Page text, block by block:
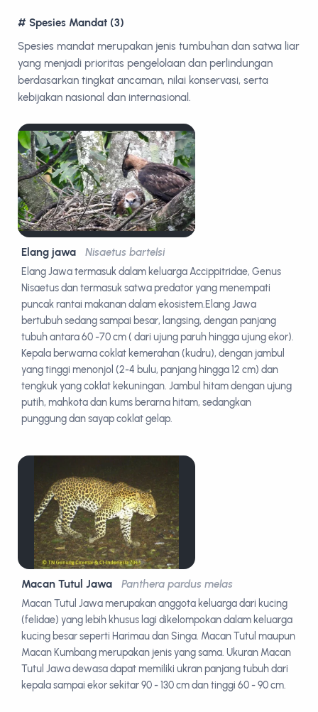
# Spesies Mandat (3)
Spesies mandat merupakan jenis tumbuhan dan satwa liar
yang menjadi prioritas pengelolaan dan perlindungan
berdasarkan tingkat ancaman, nilai konservasi, serta
kebijakan nasional dan internasional.
Elang jawa Nisaetus bartelsi
Elang Jawa termasuk dalam keluarga Accippitridae, Genus
Nisaetus dan termasuk satwa predator yang menempati
puncak rantai makanan dalam ekosistem.Elang Jawa
bertubuh sedang sampai besar, langsing, dengan panjang
tubuh antara 60 -70 cm ( dari ujung paruh hingga ujung ekor).
Kepala berwarna coklat kemerahan (kudru), dengan jambul
yang tinggi menonjol (2-4 bulu, panjang hingga 12 cm) dan
tengkuk yang coklat kekuningan. Jambul hitam dengan ujung
putih, mahkota dan kums berarna hitam, sedangkan
punggung dan sayap coklat gelap.
Macan Tutul Jawa Panthera pardus melas
Macan Tutul Jawa merupakan anggota keluarga dari kucing
(felidae) yang lebih khusus lagi dikelompokan dalam keluarga
kucing besar seperti Harimau dan Singa. Macan Tutul maupun
Macan Kumbang merupakan jenis yang sama. Ukuran Macan
Tutul Jawa dewasa dapat memiliki ukran panjang tubuh dari
kepala sampai ekor sekitar 90 - 130 cm dan tinggi 60 - 90 cm.